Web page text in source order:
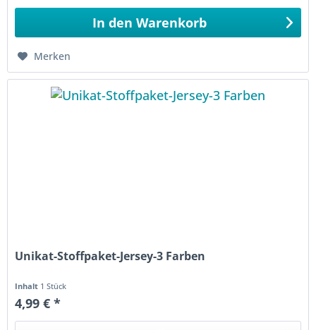
In den Warenkorb
Merken
Unikat-Stoffpaket-Jersey-3 Farben
Inhalt 1 Stück
4,99 € *